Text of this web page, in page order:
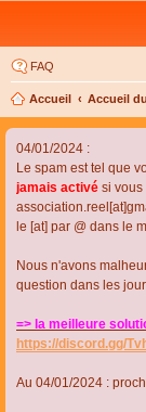
FAQ
Accueil Accueil
04/01/2024 :
Le spam est tel que
jamais activé si vous
le [at] par @ dans le
Nous n'avons
question dans les
=> la meilleure
https://discord.gg/
Au 04/01/2024 :